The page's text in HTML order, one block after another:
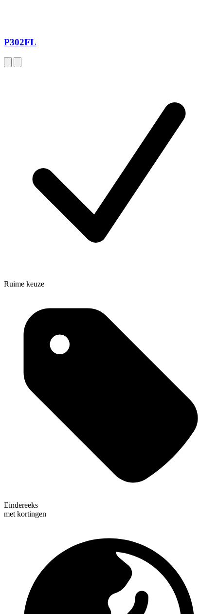
P302FL
Ruime keuze
Eindereeks
met kortingen